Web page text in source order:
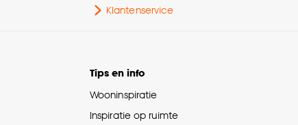
Klantenservice
Tips en info
Wooninspiratie
Inspiratie op ruimte